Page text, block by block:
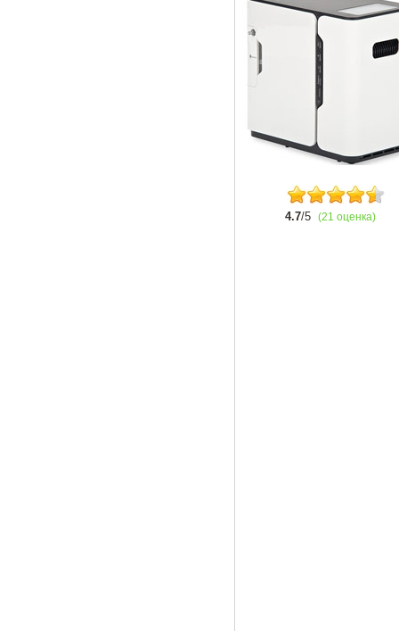
4.7/5 (21 оценка)